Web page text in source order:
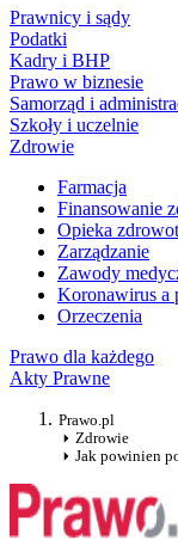
Prawnicy i sądy
Podatki
Kadry i BHP
Prawo w biznesie
Samorząd i
Szkoły i uczelnie
Zdrowie
Farmacja
Finansowanie
Opieka
Zarządzanie
Zawody
Koronawirus a
Orzeczenia
Prawo dla każdego
Akty Prawne
Prawo.pl
Zdrowie
Jak powinien